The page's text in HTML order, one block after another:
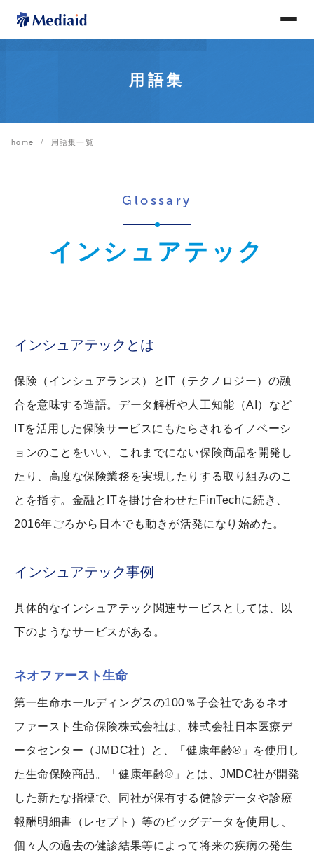
用語集
home 用語集一覧
Glossary
インシュアテック
インシュアテックとは
保険（インシュアランス）とIT（テクノロジー）の融
合を意味する造語。データ解析や人工知能（AI）など
ITを活用した保険サービスにもたらされるイノベーシ
ョンのことをいい、これまでにない保険商品を開発し
たり、高度な保険業務を実現したりする取り組みのこ
とを指す。金融とITを掛け合わせたFinTechに続き、
2016年ごろから日本でも動きが活発になり始めた。
インシュアテック事例
具体的なインシュアテック関連サービスとしては、以
下のようなサービスがある。
ネオファースト生命
第一生命ホールディングスの100％子会社であるネオ
ファースト生命保険株式会社は、株式会社日本医療デ
ータセンター（JMDC社）と、「健康年齢®」を使用し
た生命保険商品。「健康年齢®」とは、JMDC社が開発
した新たな指標で、同社が保有する健診データや診療
報酬明細書（レセプト）等のビッグデータを使用し、
個々人の過去の健診結果等によって将来の疾病の発生